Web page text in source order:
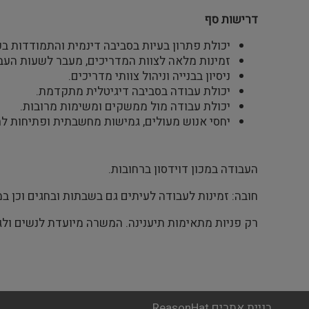
דרישות סף
יכולת פתרון בעיות בסביבה דינמית והתמודדות
זמינות מלאה לצוות המדריכים, מעבר לשעות
ניסיון בבנייה וניהול צוותי מדריכים.
יכולת עבודה בסביבה דיגיטלית מתקדמת.
יכולת עבודה מול ממשקים ומשימות מרובות.
יחסי אנוש מעולים, גמישות מחשבתית ופתיחות
העבודה במכון דוידסון ברחובות.
חובה: זמינות לעבודה לעיתים גם בשבתות ובחגים
רק פניות מתאימות תיענינה. המשרה מיועדת לנשים